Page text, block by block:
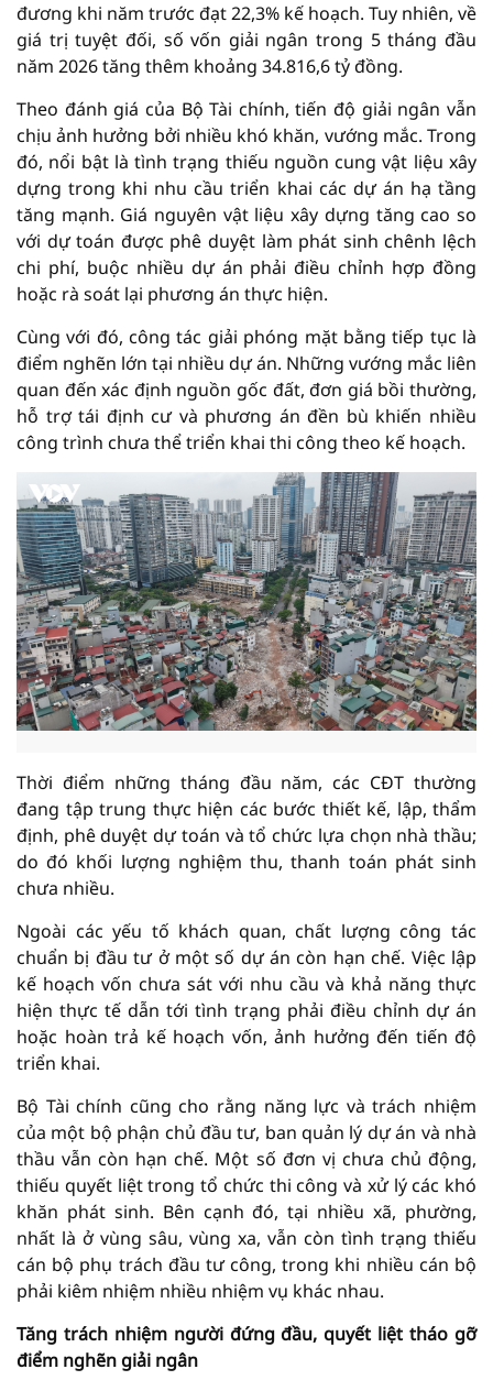
đương khi năm trước đạt 22,3% kế hoạch. Tuy nhiên, về
giá trị tuyệt đối, số vốn giải ngân trong 5 tháng đầu
năm 2026 tăng thêm khoảng 34.816,6 tỷ đồng.
Theo đánh giá của Bộ Tài chính, tiến độ giải ngân vẫn
chịu ảnh hưởng bởi nhiều khó khăn, vướng mắc. Trong
đó, nổi bật là tình trạng thiếu nguồn cung vật liệu xây
dựng trong khi nhu cầu triển khai các dự án hạ tầng
tăng mạnh. Giá nguyên vật liệu xây dựng tăng cao so
với dự toán được phê duyệt làm phát sinh chênh lệch
chi phí, buộc nhiều dự án phải điều chỉnh hợp đồng
hoặc rà soát lại phương án thực hiện.
Cùng với đó, công tác giải phóng mặt bằng tiếp tục là
điểm nghẽn lớn tại nhiều dự án. Những vướng mắc liên
quan đến xác định nguồn gốc đất, đơn giá bồi thường,
hỗ trợ tái định cư và phương án đền bù khiến nhiều
công trình chưa thể triển khai thi công theo kế hoạch.
Thời điểm những tháng đầu năm, các CĐT thường
đang tập trung thực hiện các bước thiết kế, lập, thẩm
định, phê duyệt dự toán và tổ chức lựa chọn nhà thầu;
do đó khối lượng nghiệm thu, thanh toán phát sinh
chưa nhiều.
Ngoài các yếu tố khách quan, chất lượng công tác
chuẩn bị đầu tư ở một số dự án còn hạn chế. Việc lập
kế hoạch vốn chưa sát với nhu cầu và khả năng thực
hiện thực tế dẫn tới tình trạng phải điều chỉnh dự án
hoặc hoàn trả kế hoạch vốn, ảnh hưởng đến tiến độ
triển khai.
Bộ Tài chính cũng cho rằng năng lực và trách nhiệm
của một bộ phận chủ đầu tư, ban quản lý dự án và nhà
thầu vẫn còn hạn chế. Một số đơn vị chưa chủ động,
thiếu quyết liệt trong tổ chức thi công và xử lý các khó
khăn phát sinh. Bên cạnh đó, tại nhiều xã, phường,
nhất là ở vùng sâu, vùng xa, vẫn còn tình trạng thiếu
cán bộ phụ trách đầu tư công, trong khi nhiều cán bộ
phải kiêm nhiệm nhiều nhiệm vụ khác nhau.
Tăng trách nhiệm người đứng đầu, quyết liệt tháo gỡ
điểm nghẽn giải ngân